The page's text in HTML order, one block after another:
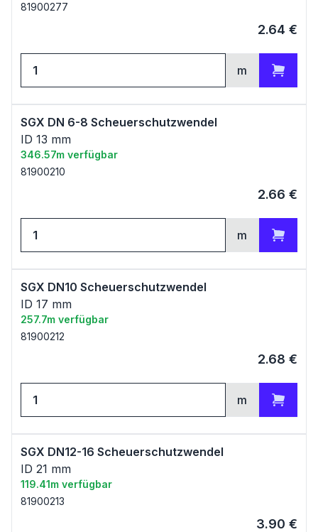
81900277
2.64 €
m
SGX DN 6-8 Scheuerschutzwendel
ID 13 mm
346.57m verfügbar
81900210
2.66 €
m
SGX DN10 Scheuerschutzwendel
ID 17 mm
257.7m verfügbar
81900212
2.68 €
m
SGX DN12-16 Scheuerschutzwendel
ID 21 mm
119.41m verfügbar
81900213
3.90 €